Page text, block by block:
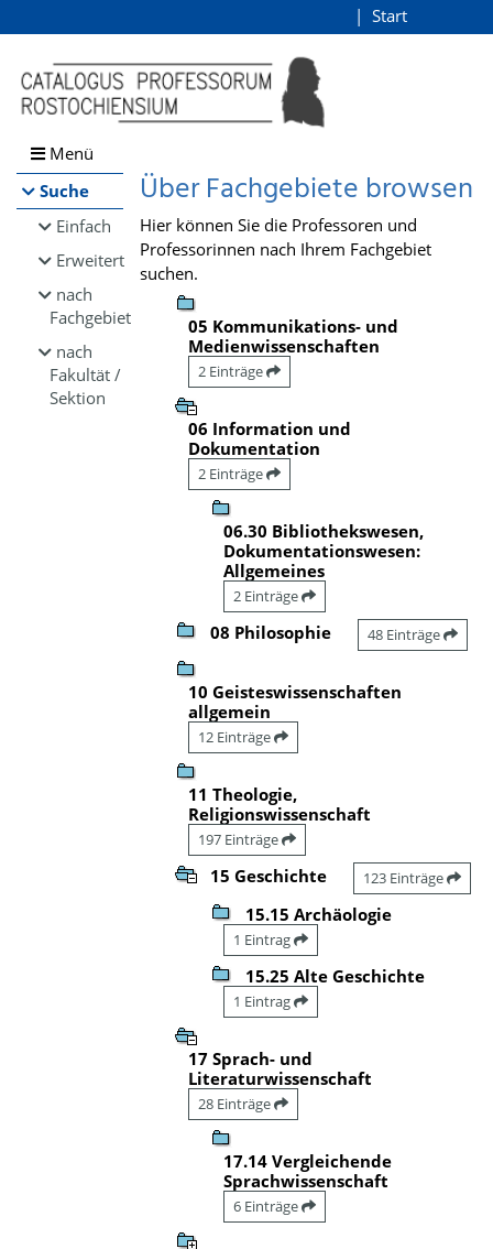
Browsen
direkt zum Inhalt
Start
Menü
Suche
Einfach
Erweitert
nach
Fachgebiet
nach
Fakultät /
Sektion
Über Fachgebiete browsen
Hier können Sie die Professoren und
Professorinnen nach Ihrem Fachgebiet
suchen.
05 Kommunikations- und
Medienwissenschaften
2 Einträge
06 Information und
Dokumentation
2 Einträge
06.30 Bibliothekswesen,
Dokumentationswesen:
Allgemeines
2 Einträge
08 Philosophie 48 Einträge
10 Geisteswissenschaften
allgemein
12 Einträge
11 Theologie,
Religionswissenschaft
197 Einträge
15 Geschichte 123 Einträge
15.15 Archäologie
1 Eintrag
15.25 Alte Geschichte
1 Eintrag
17 Sprach- und
Literaturwissenschaft
28 Einträge
17.14 Vergleichende
Sprachwissenschaft
6 Einträge